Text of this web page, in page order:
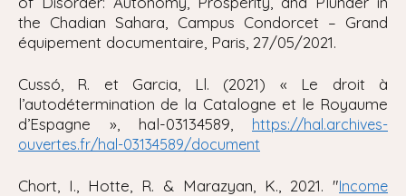
the Chadian Sahara , Campus Condorcet – Grand
équipement documentaire, Paris, 27/05/2021.
Cussó, R. et Garcia, Ll. (2021) « Le droit à
l’autodétermination de la Catalogne et le Royaume
d’Espagne », hal-03134589, https://hal.archives-
ouvertes.fr/hal-03134589/document
Chort, I., Hotte, R. & Marazyan, K., 2021. "Income